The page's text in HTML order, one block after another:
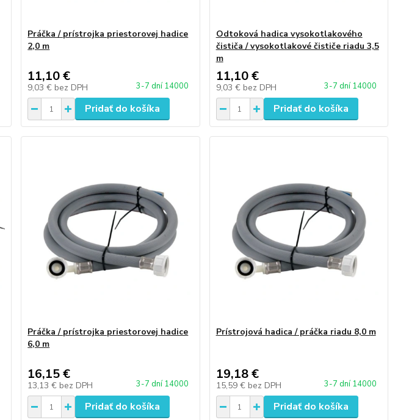
Práčka / prístrojka priestorovej hadice
2,0 m
11,10 €
9,03 € bez DPH 3-7 dní 14000
Pridať do košíka
Odtoková hadica vysokotlakového
čističa / vysokotlakové čističe riadu 3,5
m
11,10 €
9,03 € bez DPH 3-7 dní 14000
Pridať do košíka
Práčka / prístrojka priestorovej hadice
6,0 m
16,15 €
13,13 € bez DPH 3-7 dní 14000
Pridať do košíka
Prístrojová hadica / práčka riadu 8,0 m
19,18 €
15,59 € bez DPH 3-7 dní 14000
Pridať do košíka